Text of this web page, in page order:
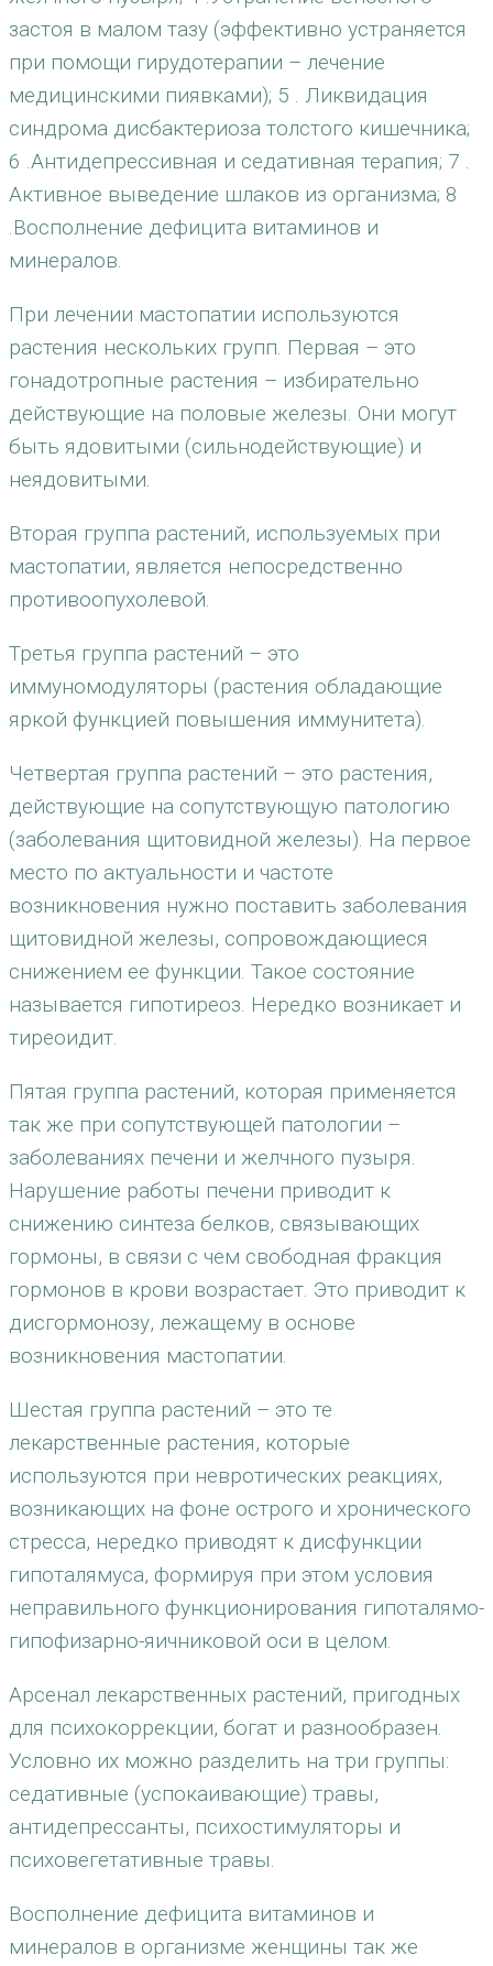
застоя в малом тазу (эффективно устраняется
при помощи гирудотерапии – лечение
медицинскими пиявками); 5 . Ликвидация
синдрома дисбактериоза толстого кишечника;
6 .Антидепрессивная и седативная терапия; 7 .
Активное выведение шлаков из организма; 8
.Восполнение дефицита витаминов и
минералов.
При лечении мастопатии используются
растения нескольких групп. Первая – это
гонадотропные растения – избирательно
действующие на половые железы. Они могут
быть ядовитыми (сильнодействующие) и
неядовитыми.
Вторая группа растений, используемых при
мастопатии, является непосредственно
противоопухолевой.
Третья группа растений – это
иммуномодуляторы (растения обладающие
яркой функцией повышения иммунитета).
Четвертая группа растений – это растения,
действующие на сопутствующую патологию
(заболевания щитовидной железы). На первое
место по актуальности и частоте
возникновения нужно поставить заболевания
щитовидной железы, сопровождающиеся
снижением ее функции. Такое состояние
называется гипотиреоз. Нередко возникает и
тиреоидит.
Пятая группа растений, которая применяется
так же при сопутствующей патологии –
заболеваниях печени и желчного пузыря.
Нарушение работы печени приводит к
снижению синтеза белков, связывающих
гормоны, в связи с чем свободная фракция
гормонов в крови возрастает. Это приводит к
дисгормонозу, лежащему в основе
возникновения мастопатии.
Шестая группа растений – это те
лекарственные растения, которые
используются при невротических реакциях,
возникающих на фоне острого и хронического
стресса, нередко приводят к дисфункции
гипоталямуса, формируя при этом условия
неправильного функционирования гипоталямо-
гипофизарно-яичниковой оси в целом.
Арсенал лекарственных растений, пригодных
для психокоррекции, богат и разнообразен.
Условно их можно разделить на три группы:
седативные (успокаивающие) травы,
антидепрессанты, психостимуляторы и
психовегетативные травы.
Восполнение дефицита витаминов и
минералов в организме женщины так же